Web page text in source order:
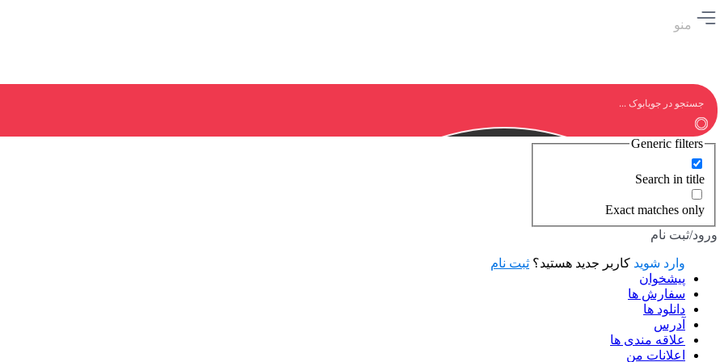
منو
Generic filters
Search in title
Exact matches only
ورود/ثبت نام
وارد شوید کاربر جدید هستید؟ ثبت نام
پیشخوان
سفارش ها
دانلود ها
آدرس
علاقه مندی ها
اعلانات من